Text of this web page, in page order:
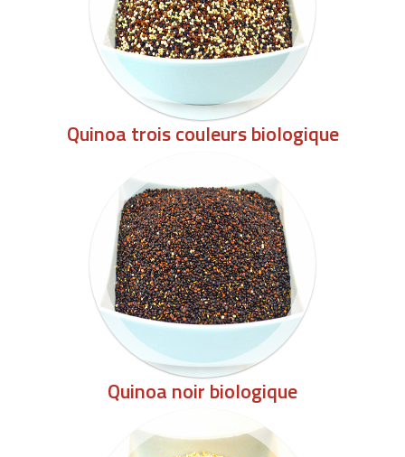
Quinoa trois couleurs biologique
Quinoa noir biologique